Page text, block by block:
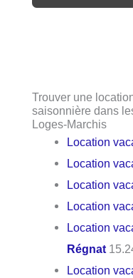
Trouver une
saisonnière dans
Loges-Marchis
Location
Location
Location
Location
Location
Régnat
Location